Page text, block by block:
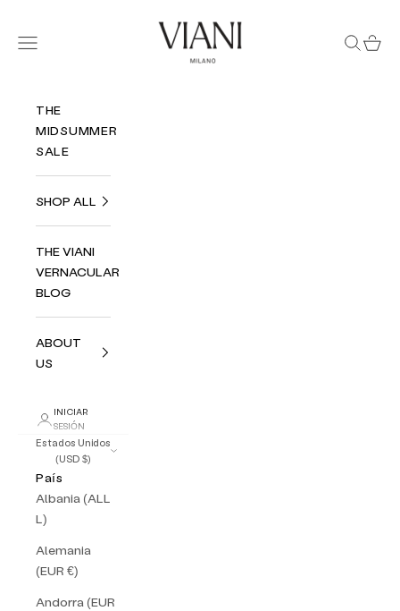
Viani Milano
Menú
Buscar
THE
MIDSUMMER
SALE
SHOP ALL
THE VIANI
VERNACULAR
BLOG
ABOUT
US
INICIAR
SESIÓN
Estados Unidos
(USD $)
País
Albania (ALL
L)
Alemania
(EUR €)
Andorra (EUR